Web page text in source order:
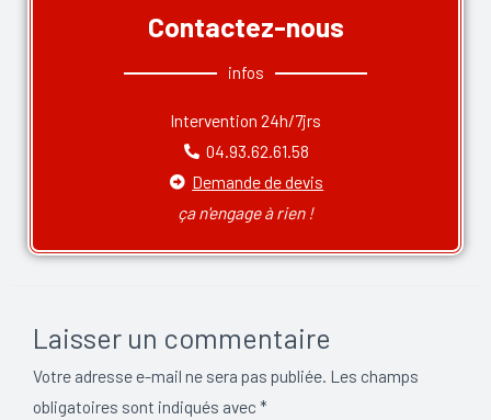
Contactez-nous
infos
Intervention 24h/7jrs
04.93.62.61.58
Demande de devis
ça n'engage à rien !
Laisser un commentaire
Votre adresse e-mail ne sera pas publiée. Les champs
obligatoires sont indiqués avec *